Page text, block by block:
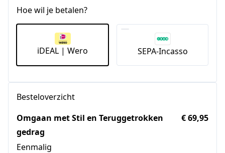
Hoe wil je betalen?
iDEAL | Wero SEPA-Incasso
Besteloverzicht
Omgaan met Stil en Teruggetrokken
gedrag
Eenmalig
€ 69,95